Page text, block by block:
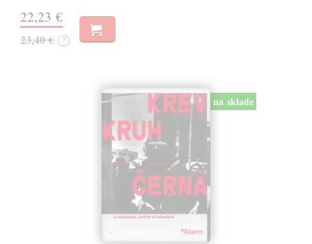
22,23 €
23,40 € ?
na sklade